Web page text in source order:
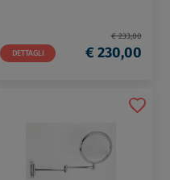
DETTAGLI
€ 233,00
€ 230,00